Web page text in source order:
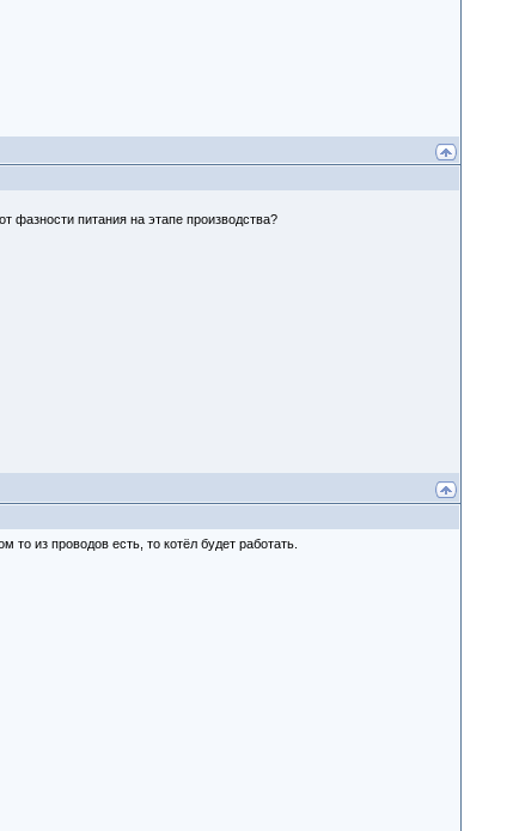
фазности питания на этапе производства?
из проводов есть, то котёл будет работать.